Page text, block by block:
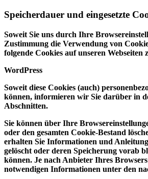
Speicherdauer und eingesetzte
Soweit Sie uns durch Ihre
Zustimmung die Verwendung von
folgende Cookies auf unseren Webseiten
WordPress
Soweit diese Cookies (auch)
können, informieren wir Sie darüber in
Abschnitten.
Sie können über Ihre
oder den gesamten Cookie-Bestand
erhalten Sie Informationen und
gelöscht oder deren Speicherung vorab
können. Je nach Anbieter Ihres
notwendigen Informationen unter den